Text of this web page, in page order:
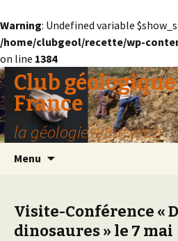
Warning: Undefined variable
/home/clubgeol/recette/wp-
on line 1384
Club géologique
France
la géologie entre amis
Menu
Visite-Conférence «
dinosaures » le 7 mai